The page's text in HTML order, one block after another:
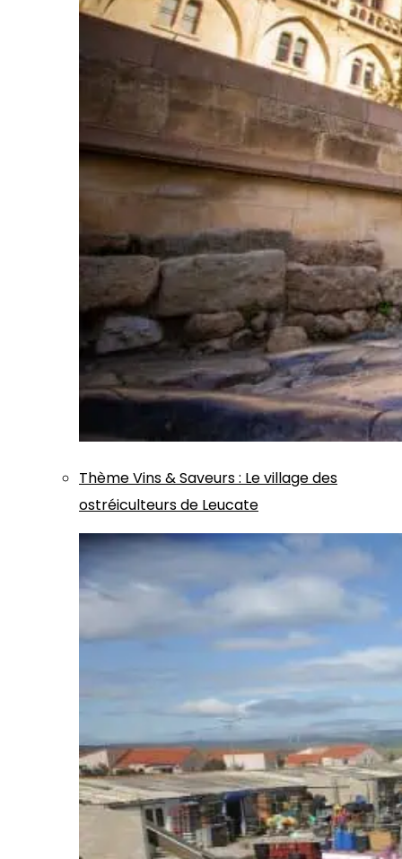
ThèmeVins & Saveurs: Le village des
ostréiculteurs de Leucate